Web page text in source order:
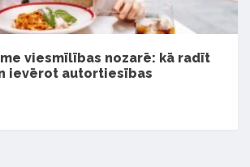
viesmīlības nozarē: kā radīt
ievērot autortiesības